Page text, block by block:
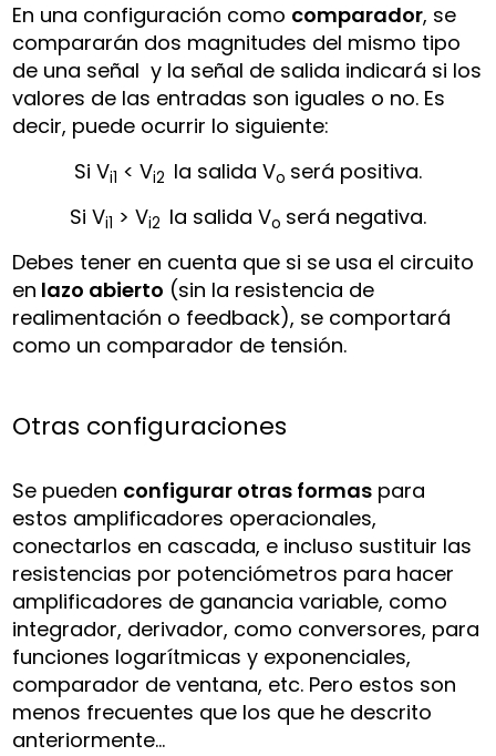
En una configuración como comparador, se
compararán dos magnitudes del mismo tipo
de una señal y la señal de salida indicará si los
valores de las entradas son iguales o no. Es
decir, puede ocurrir lo siguiente:
Si Vi1 < Vi2 la salida Vo será positiva.
Si Vi1 > Vi2 la salida Vo será negativa.
Debes tener en cuenta que si se usa el circuito
en lazo abierto (sin la resistencia de
realimentación o feedback), se comportará
como un comparador de tensión.
Otras configuraciones
Se pueden configurar otras formas para
estos amplificadores operacionales,
conectarlos en cascada, e incluso sustituir las
resistencias por potenciómetros para hacer
amplificadores de ganancia variable, como
integrador, derivador, como conversores, para
funciones logarítmicas y exponenciales,
comparador de ventana, etc. Pero estos son
menos frecuentes que los que he descrito
anteriormente…